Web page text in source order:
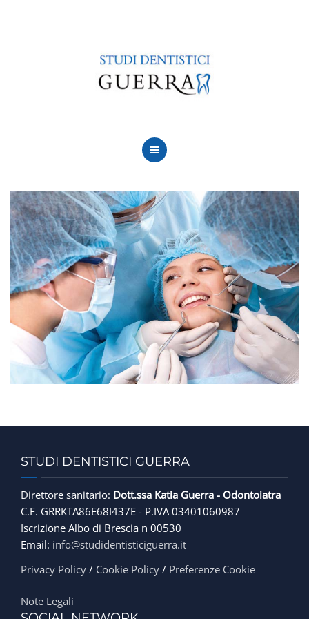
PERCHÈ SCEGLIERCI
LE NOSTRE SEDI
CURE
CONVENZIONI
FINANZIAMENTI
CONTATTACI
STUDI DENTISTICI GUERRA
Direttore sanitario: Dott.ssa Katia Guerra - Odontoiatra
C.F. GRRKTA86E68I437E - P.IVA 03401060987
Iscrizione Albo di Brescia n 00530
Email: info@studidentisticiguerra.it
Privacy Policy / Cookie Policy / Preferenze Cookie
Note Legali